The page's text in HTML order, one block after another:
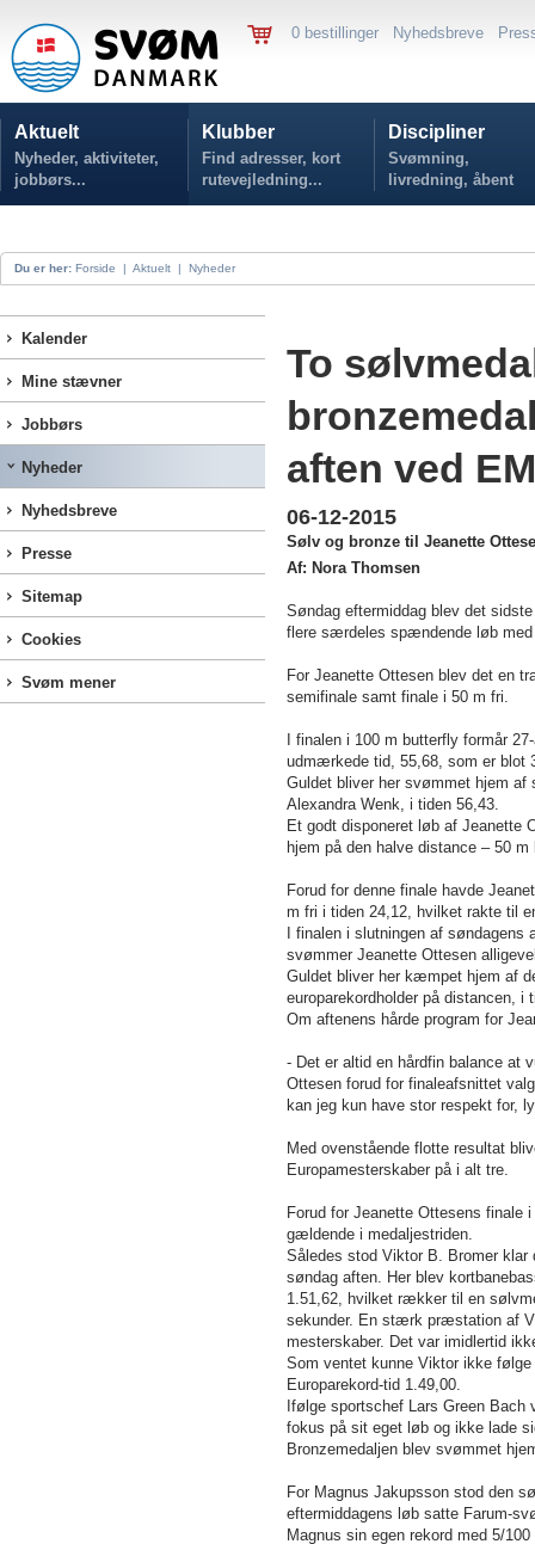
0 bestillinger Nyhedsbreve
Aktuelt
Nyheder, aktiviteter,
jobbørs...
Klubber
Find adresser, kort
rutevejledning...
Discipliner
Svømning,
livredning, åbent
vand...
Du er her: Forside | Aktuelt | Nyheder
Kalender
Mine stævner
Jobbørs
Nyheder
Nyhedsbreve
Presse
Sitemap
Cookies
Svøm mener
To
aften ved
06-12-2015
Sølv og bronze til Jeanette
Af: Nora Thomsen
Søndag eftermiddag blev det
flere særdeles spændende løb med
For Jeanette Ottesen blev det en
semifinale samt finale i 50 m fri.
I finalen i 100 m butterfly formår
udmærkede tid, 55,68, som er blot
Guldet bliver her svømmet hjem
Alexandra Wenk, i tiden 56,43.
Et godt disponeret løb af Jeanette
hjem på den halve distance – 50 m
Forud for denne finale havde
m fri i tiden 24,12, hvilket rakte til
I finalen i slutningen af
svømmer Jeanette Ottesen
Guldet bliver her kæmpet hjem af
europarekordholder på distancen,
Om aftenens hårde program for
- Det er altid en hårdfin balance at
Ottesen forud for finaleafsnittet
kan jeg kun have stor respekt for,
Med ovenstående flotte resultat
Europamesterskaber på i alt tre.
Forud for Jeanette Ottesens finale
gældende i medaljestriden.
Således stod Viktor B. Bromer
søndag aften. Her blev
1.51,62, hvilket rækker til en
sekunder. En stærk præstation af
mesterskaber. Det var imidlertid
Som ventet kunne Viktor ikke
Europarekord-tid 1.49,00.
Ifølge sportschef Lars Green
fokus på sit eget løb og ikke lade
Bronzemedaljen blev svømmet
For Magnus Jakupsson stod den
eftermiddagens løb satte Farum-
Magnus sin egen rekord med 5/100